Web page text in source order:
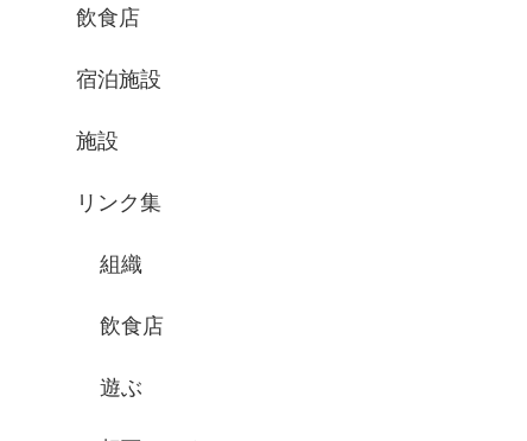
飲食店
宿泊施設
施設
リンク集
組織
飲食店
遊ぶ